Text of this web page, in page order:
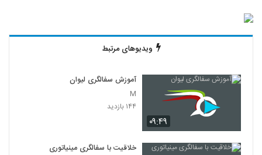
ویدیوهای مرتبط
۰۹:۴۹
آموزش سفالگری لیوان
M
۱۴۴ بازدید
خلاقیت با سفالگری مینیاتوری